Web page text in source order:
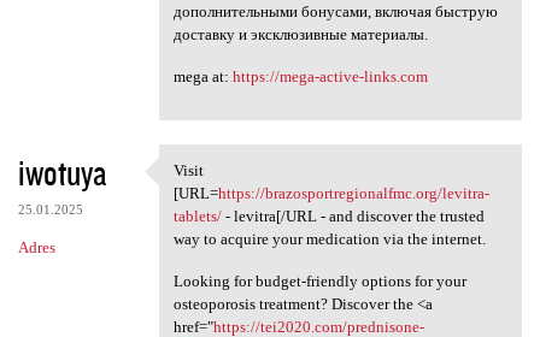
дополнительными бонусами, включая быструю
доставку и эксклюзивные материалы.
mega at: https://mega-active-links.com
iwotuya
25.01.2025
Adres
Visit [URL=https:/
Visit
[URL=https://brazosportregionalfmc.org/levitra-
tablets/- levitra[/URL - and discover the trusted
way to acquire your medication via the internet.
Looking for budget-friendly options for your
osteoporosis treatment? Discover the <a
href="https://tei2020.com/prednisone-